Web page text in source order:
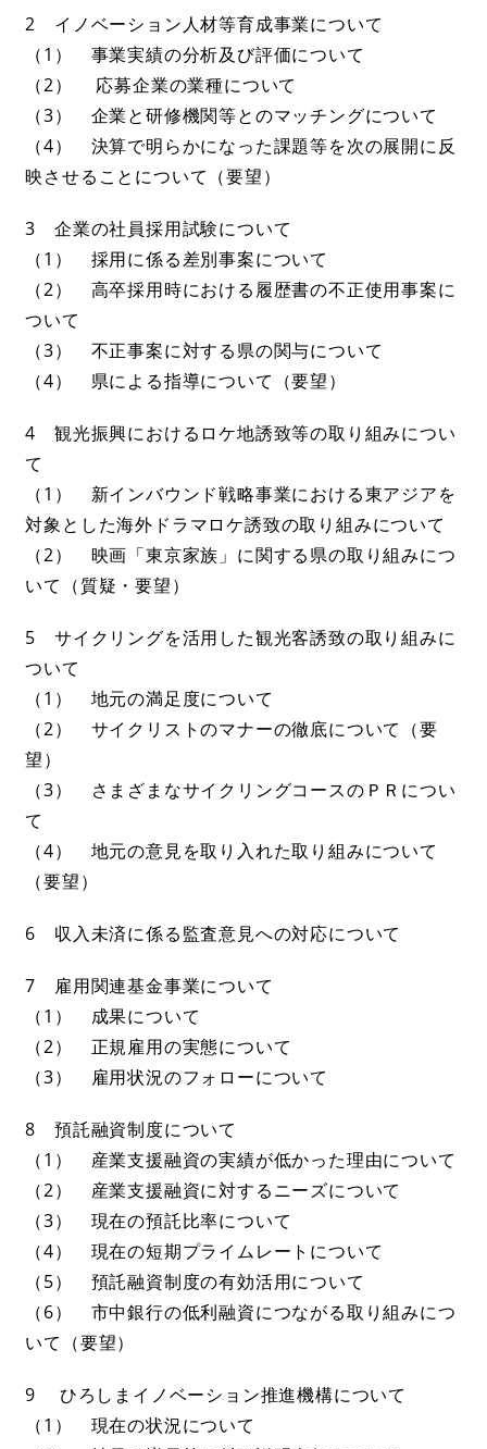
2 イノベーション人材等育成事業について
（1） 事業実績の分析及び評価について
（2） 応募企業の業種について
（3） 企業と研修機関等とのマッチングについて
（4） 決算で明らかになった課題等を次の展開に反
映させることについて（要望）
3 企業の社員採用試験について
（1） 採用に係る差別事案について
（2） 高卒採用時における履歴書の不正使用事案に
ついて
（3） 不正事案に対する県の関与について
（4） 県による指導について（要望）
4 観光振興におけるロケ地誘致等の取り組みについ
て
（1） 新インバウンド戦略事業における東アジアを
対象とした海外ドラマロケ誘致の取り組みについて
（2） 映画「東京家族」に関する県の取り組みにつ
いて（質疑・要望）
5 サイクリングを活用した観光客誘致の取り組みに
ついて
（1） 地元の満足度について
（2） サイクリストのマナーの徹底について（要
望）
（3） さまざまなサイクリングコースのＰＲについ
て
（4） 地元の意見を取り入れた取り組みについて
（要望）
6 収入未済に係る監査意見への対応について
7 雇用関連基金事業について
（1） 成果について
（2） 正規雇用の実態について
（3） 雇用状況のフォローについて
8 預託融資制度について
（1） 産業支援融資の実績が低かった理由について
（2） 産業支援融資に対するニーズについて
（3） 現在の預託比率について
（4） 現在の短期プライムレートについて
（5） 預託融資制度の有効活用について
（6） 市中銀行の低利融資につながる取り組みにつ
いて（要望）
9 ひろしまイノベーション推進機構について
（1） 現在の状況について